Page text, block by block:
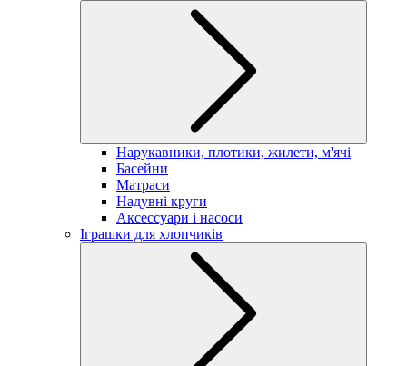
Нарукавники, плотики, жилети, м'ячі
Басейни
Матраси
Надувні круги
Аксессуари і насоси
Іграшки для хлопчиків